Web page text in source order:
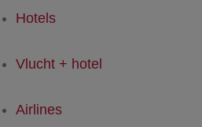
Hotels
Vlucht + hotel
Airlines